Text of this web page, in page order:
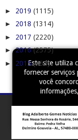
Este site utiliza
fornecer serviços
você
► 2019 (1115)
► 2018 (1314)
► 2017 (2220)
►2016(2575)
► 2015(450)